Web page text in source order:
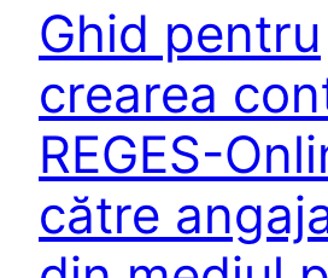
Ghid pentru
crearea
REGES-
către